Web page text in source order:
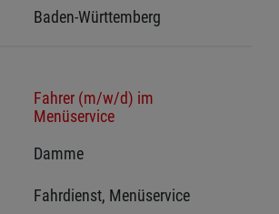
Baden-Württemberg
Fahrer (m/w/d) im
Menüservice
Damme
Fahrdienst, Menüservice